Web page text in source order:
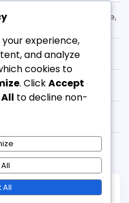
di Portierato, Distribuzione,
3-3-1-3: Gioco di sosta,
Difensiva, Controllo del
1-3: Conclusione,
Tattica, Adattamenti,
experience,
and analyze
cookies to
. ClickAccept
to decline non-